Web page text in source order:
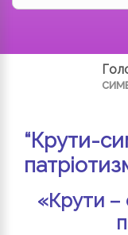
“Крути-
«Крути –